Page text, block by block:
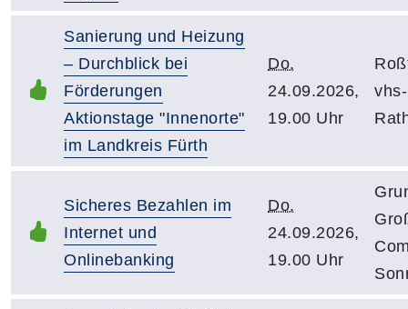
Sanierung und Heizung
– Durchblick bei
Förderungen
Aktionstage "Innenorte"
im Landkreis Fürth
Do.
24.09.2026,
19.00 Uhr
Sicheres Bezahlen im
Internet und
Onlinebanking
Do.
24.09.2026,
19.00 Uhr